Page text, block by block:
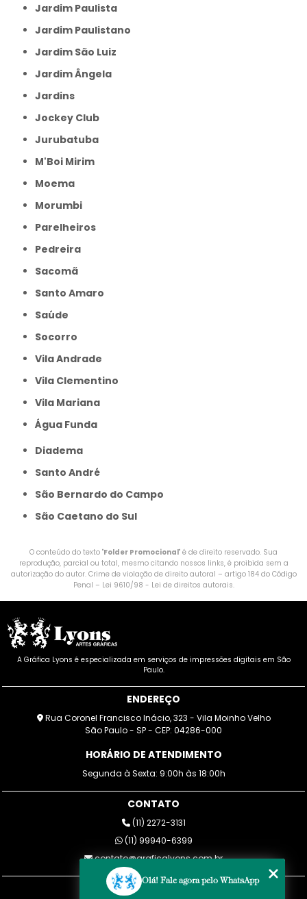
Jardim Paulista
Jardim Paulistano
Jardim São Luiz
Jardim Ângela
Jardins
Jockey Club
Jurubatuba
M'Boi Mirim
Moema
Morumbi
Parelheiros
Pedreira
Sacomã
Santo Amaro
Saúde
Socorro
Vila Andrade
Vila Clementino
Vila Mariana
Água Funda
Diadema
Santo André
São Bernardo do Campo
São Caetano do Sul
O conteúdo do texto "Folder Promocional" é de direito reservado. Sua
reprodução, parcial ou total, mesmo citando nossos links, é proibida sem a
autorização do autor. Crime de violação de direito autoral – artigo 184 do Código
Penal – Lei 9610/98 - Lei de direitos autorais.
A Gráfica Lyons é especializada em serviços de impressões digitais em São
Paulo.
ENDEREÇO
Rua Coronel Francisco Inácio, 323 - Vila Moinho Velho
São Paulo - SP - CEP: 04286-000
HORÁRIO DE ATENDIMENTO
Segunda à Sexta: 9:00h às 18:00h
CONTATO
(11) 2272-3131
(11) 99940-6399
contato@graficalyons.com.br
MENU
Olá! Fale agora pelo WhatsApp